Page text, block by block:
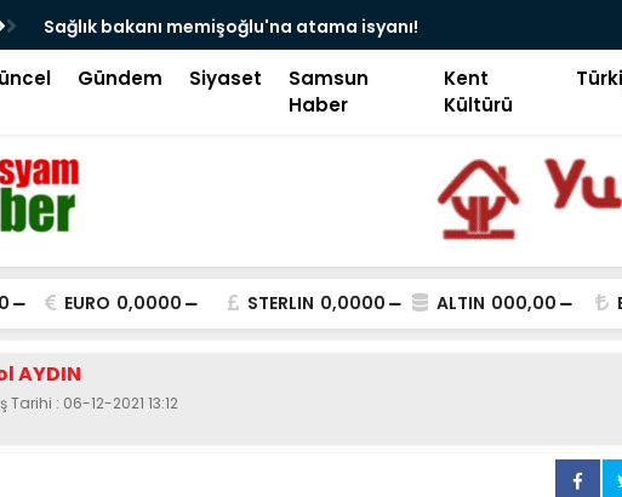
Sağlık bakanı memişoğlu'na atama isyanı!
Gündem Siyaset
Samsun
Haber
Kent
Kültürü
EURO 0,0000 STERLIN 0,0000 ALTIN 000,00
AYDIN
Tarihi : 06-12-2021 13:12